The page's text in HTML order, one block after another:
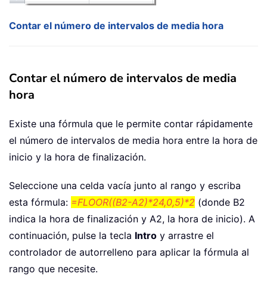
Contar el número de intervalos de media hora
Contar el número de intervalos de media
hora
Existe una fórmula que le permite contar rápidamente
el número de intervalos de media hora entre la hora de
inicio y la hora de finalización.
Seleccione una celda vacía junto al rango y escriba
esta fórmula: =FLOOR((B2-A2)*24,0,5)*2 (donde B2
indica la hora de finalización y A2, la hora de inicio). A
continuación, pulse la tecla Intro y arrastre el
controlador de autorrelleno para aplicar la fórmula al
rango que necesite.